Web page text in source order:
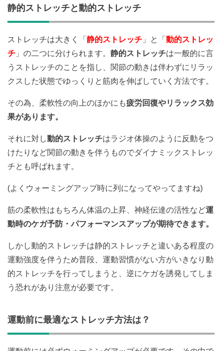
静的ストレッチと動的ストレッチ
ストレッチは大きく「 静的ストレッチ 」と「 動的ストレッ
チ 」の二つに分けられます。 静的ストレッチは一般的に言
うストレッチのことを指し、関節の動きは伴わずにリラッ
クスした状態でゆっくりと筋肉を伸ばしていく方法です。
その為、柔軟性の向上のほかにも疲労回復やリラックス効
果があります。
それに対し動的ストレッチはラジオ体操のように反動をつ
けたりなど関節の動きを伴うものでダイナミックストレッ
チとも呼ばれます。
(よくウォーミングアップ時に列になってやってますね)
筋の柔軟性はもちろん体温の上昇、神経伝達の活性など運
動時のケガ予防・パフォーマンスアップが期待できます。
しかし動的ストレッチは静的ストレッチと違いある程度の
運動強度を伴うため普段、運動習慣がない方がいきなり動
的ストレッチを行ってしまうと、逆にケガを誘発してしま
う恐れがあり注意が必要です。
運動前に最適なストレッチ方法は？